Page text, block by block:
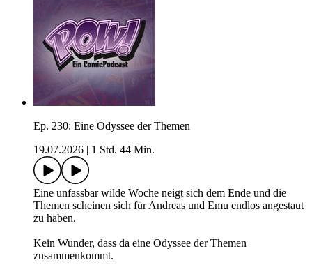
Ep. 230: Eine Odyssee der Themen
19.07.2026
1 Std. 44 Min.
Eine unfassbar wilde Woche neigt sich dem Ende und die
Themen scheinen sich für Andreas und Emu endlos angestaut
zu haben.
Kein Wunder, dass da eine Odyssee der Themen
zusammenkommt.